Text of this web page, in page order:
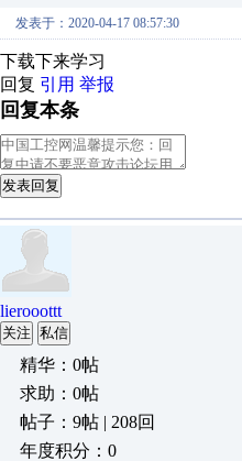
发表于：2020-04-17 08:57:30
下载下来学习
回复 引用 举报
回复本条
发表回复
lierooottt
关注 私信
精华：0帖
求助：0帖
帖子：9帖 | 208回
年度积分：0